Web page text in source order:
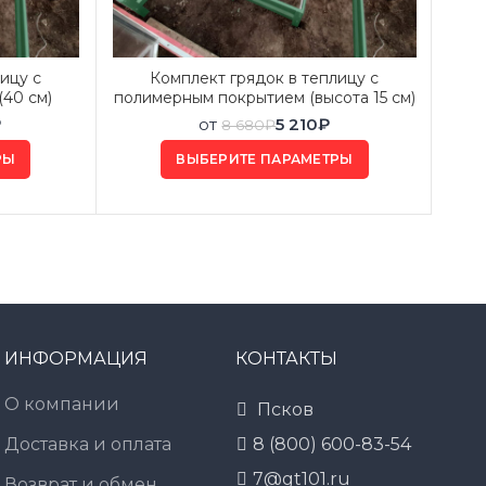
с
см)
Комплект грядок в теплицу с
полимерным покрытием (высота 15 см)
от 8 680₽5 210₽
ВЫБЕРИТЕ ПАРАМЕТРЫ
ИНФОРМАЦИЯ
О компании
Доставка и оплата
КОНТАКТЫ
Псков
8 (800) 600-83-54
7@gt101.ru